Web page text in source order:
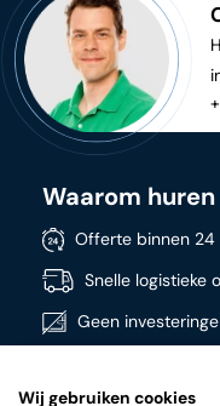
Waarom
Offerte binnen 24
Snelle logistieke
Geen
Wij gebruiken cookies